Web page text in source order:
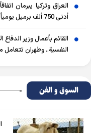
العراق وتركيا يبرمان
أدنى 750 ألف برميل يومياً
القائم بأعمال وزير
النفسية.. وطهران
السوق و الفن